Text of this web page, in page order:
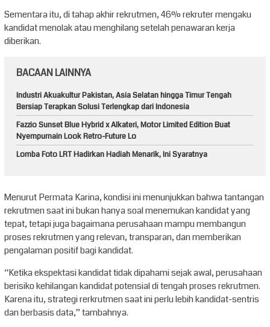
Sementara itu, di tahap akhir rekrutmen, 46% rekruter mengaku
kandidat menolak atau menghilang setelah penawaran kerja
diberikan.
BACAAN LAINNYA
Industri Akuakultur Pakistan, Asia Selatan hingga Timur Tengah
Bersiap Terapkan Solusi Terlengkap dari Indonesia
Fazzio Sunset Blue Hybrid x Alkateri, Motor Limited Edition Buat
Nyempurnain Look Retro-Future Lo
Lomba Foto LRT Hadirkan Hadiah Menarik, Ini Syaratnya
Menurut Permata Karina, kondisi ini menunjukkan bahwa tantangan
rekrutmen saat ini bukan hanya soal menemukan kandidat yang
tepat, tetapi juga bagaimana perusahaan mampu membangun
proses rekrutmen yang relevan, transparan, dan memberikan
pengalaman positif bagi kandidat.
“Ketika ekspektasi kandidat tidak dipahami sejak awal, perusahaan
berisiko kehilangan kandidat potensial di tengah proses rekrutmen.
Karena itu, strategi rerkrutmen saat ini perlu lebih kandidat-sentris
dan berbasis data,” tambahnya.